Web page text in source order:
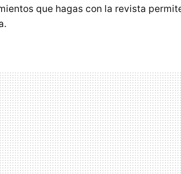
que hagas con la revista